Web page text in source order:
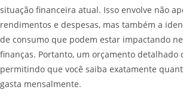
situação financeira atual. Isso envolve não
rendimentos e despesas, mas também a
de consumo que podem estar impactando
finanças. Portanto, um orçamento detalhado
permitindo que você saiba exatamente
gasta mensalmente.